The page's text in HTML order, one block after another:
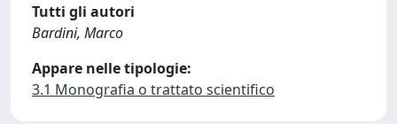
Tutti gli autori
Bardini, Marco
Appare nelle tipologie:
3.1 Monografia o trattato scientifico